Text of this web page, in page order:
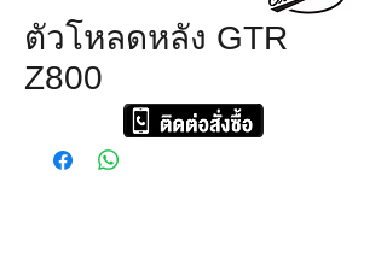
ตัวโหลดหลัง GTR
Z800